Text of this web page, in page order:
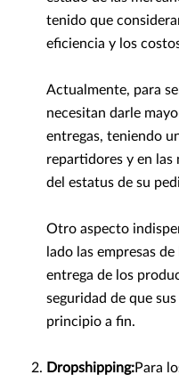
tenido que
eficiencia y los
Actualmente, para
necesitan darle
entregas, teniendo
repartidores y en las
del estatus de su
Otro aspecto
lado las empresas
entrega de los
seguridad de que
principio a fin.
Dropshipping:Para